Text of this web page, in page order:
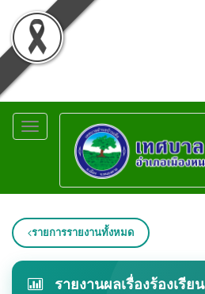
Toggle
navigation
รายการรายงานทั้งหมด
รายงานผลเรื่องร้องเรียน